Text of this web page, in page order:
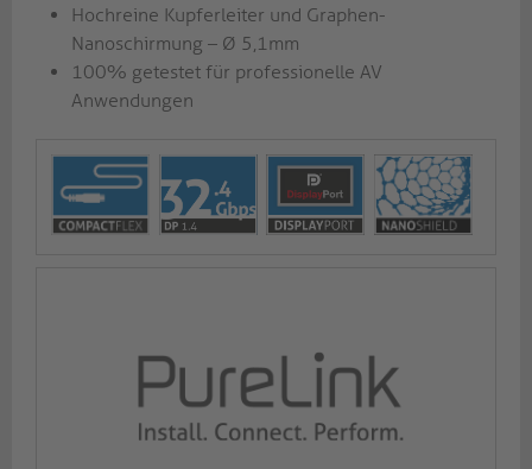
Hochreine Kupferleiter und Graphen-
Nanoschirmung – Ø 5,1mm
100% getestet für professionelle AV
Anwendungen